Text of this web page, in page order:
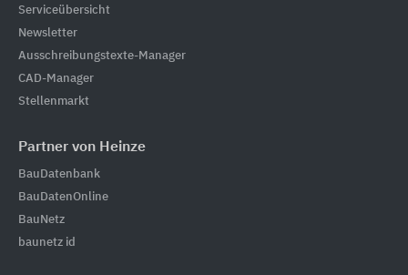
Serviceübersicht
Newsletter
Ausschreibungstexte-Manager
CAD-Manager
Stellenmarkt
Partner von Heinze
BauDatenbank
BauDatenOnline
BauNetz
baunetz id